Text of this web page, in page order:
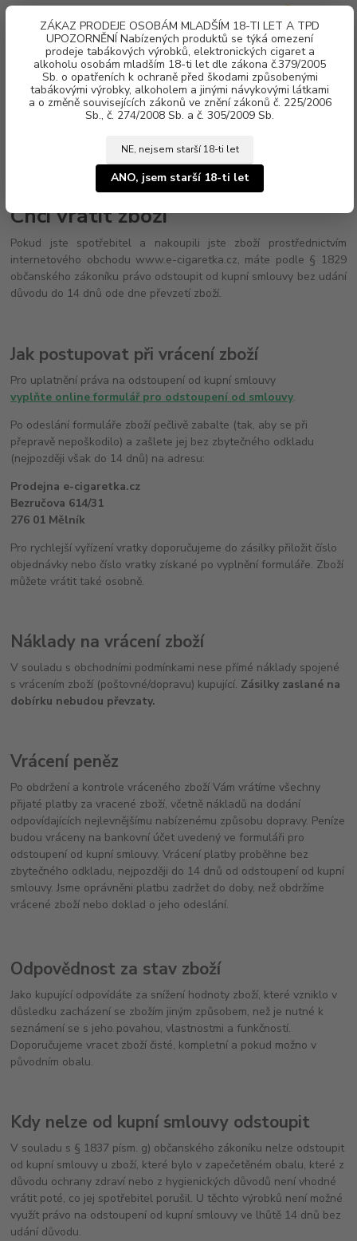
ZÁKAZ PRODEJE OSOBÁM MLADŠÍM 18-TI LET A TPD
UPOZORNĚNÍ Nabízených produktů se týká omezení
prodeje tabákových výrobků, elektronických cigaret a
alkoholu osobám mladším 18-ti let dle zákona č.379/2005
Sb. o opatřeních k ochraně před škodami způsobenými
tabákovými výrobky, alkoholem a jinými návykovými látkami
a o změně souvisejících zákonů ve znění zákonů č. 225/2006
Sb., č. 274/2008 Sb. a č. 305/2009 Sb.
NE, nejsem starší 18-ti let
ANO, jsem starší 18-ti let
Menu
za0 Kč
Chci vrátit zboží
Pokud jste spotřebitel a nakoupili jste zboží prostřednictvím
internetového obchodu www.e-cigaretka.cz, máte podle § 1829
občanského zákoníku právo odstoupit od kupní smlouvy bez udání
důvodu do 14 dnů ode dne převzetí zboží.
Jak postupovat při vrácení zboží
Pro uplatnění práva na odstoupení od kupní smlouvy
vyplňte online formulář pro odstoupení od smlouvy.
Po odeslání formuláře zboží pečlivě zabalte (tak, aby se při
přepravě nepoškodilo) a zašlete jej bez zbytečného odkladu
(nejpozději však do 14 dnů) na adresu:
Prodejna e-cigaretka.cz
Bezručova 614/31
276 01 Mělník
Pro rychlejší vyřízení vratky doporučujeme do zásilky přiložit číslo
objednávky nebo číslo vratky získané po vyplnění formuláře. Zboží
můžete vrátit také osobně.
Náklady na vrácení zboží
V souladu s obchodními podmínkami nese přímé náklady spojené
s vrácením zboží (poštovné/dopravu) kupující. Zásilky zaslané na
dobírku nebudou převzaty.
Vrácení peněz
Po obdržení a kontrole vráceného zboží Vám vrátíme všechny
přijaté platby za vracené zboží, včetně nákladů na dodání
odpovídajících nejlevnějšímu nabízenému způsobu dopravy. Peníze
budou vráceny na bankovní účet uvedený ve formuláři pro
odstoupení od kupní smlouvy. Vrácení platby proběhne bez
zbytečného odkladu, nejpozději do 14 dnů od odstoupení od kupní
smlouvy. Jsme oprávněni platbu zadržet do doby, než obdržíme
vrácené zboží nebo doklad o jeho odeslání.
Odpovědnost za stav zboží
Jako kupující odpovídáte za snížení hodnoty zboží, které vzniklo v
důsledku zacházení se zbožím jiným způsobem, než je nutné k
seznámení se s jeho povahou, vlastnostmi a funkčností.
Doporučujeme vracet zboží čisté, kompletní a pokud možno v
původním obalu.
Kdy nelze od kupní smlouvy odstoupit
V souladu s § 1837 písm. g) občanského zákoníku nelze odstoupit
od kupní smlouvy u zboží, které bylo v zapečetěném obalu, které z
důvodu ochrany zdraví nebo z hygienických důvodů není vhodné
vrátit poté, co jej spotřebitel porušil. U těchto výrobků není možné
využít právo na odstoupení od kupní smlouvy ve lhůtě 14 dnů bez
udání důvodu.